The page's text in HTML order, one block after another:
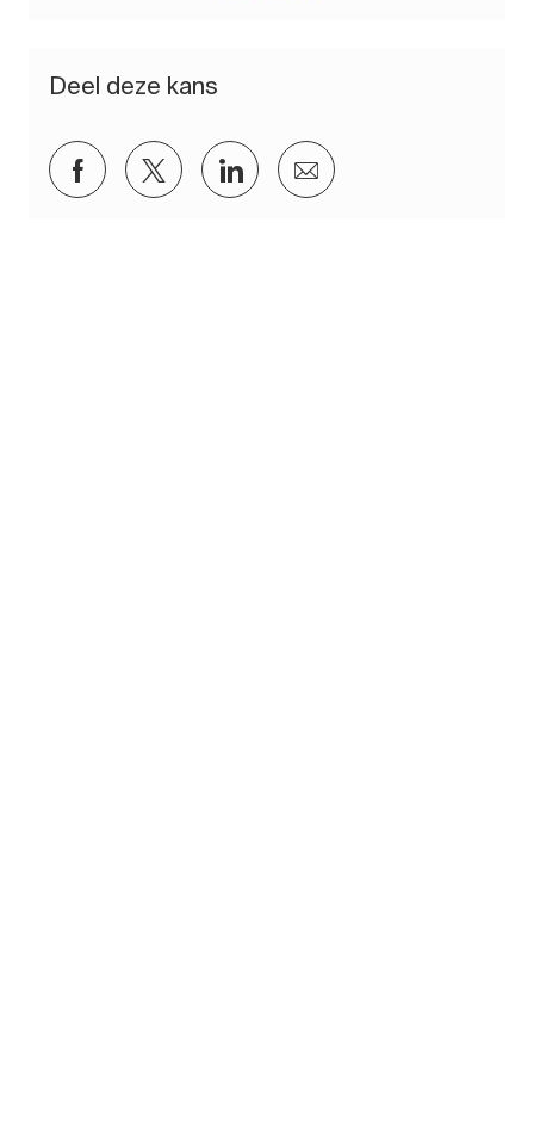
Deel deze kans
Delen via Facebook
Delen via twitter
Delen via LinkedIn
Delen via e-mail